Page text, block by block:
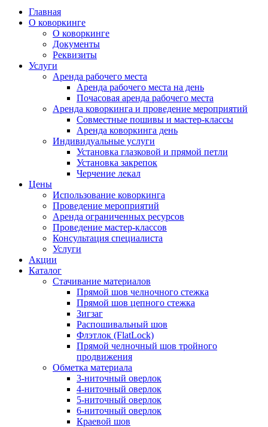
Главная
О коворкинге
О коворкинге
Документы
Реквизиты
Услуги
Аренда рабочего места
Аренда рабочего места на день
Почасовая аренда рабочего места
Аренда коворкинга и проведение мероприятий
Совместные пошивы и мастер-классы
Аренда коворкинга день
Индивидуальные услуги
Установка глазковой и прямой петли
Установка закрепок
Черчение лекал
Цены
Использование коворкинга
Проведение мероприятий
Аренда ограниченных ресурсов
Проведение мастер-классов
Консультация специалиста
Услуги
Акции
Каталог
Стачивание материалов
Прямой шов челночного стежка
Прямой шов цепного стежка
Зигзаг
Распошивальный шов
Флэтлок (FlatLock)
Прямой челночный шов тройного
продвижения
Обметка материала
3-ниточный оверлок
4-ниточный оверлок
5-ниточный оверлок
6-ниточный оверлок
Краевой шов